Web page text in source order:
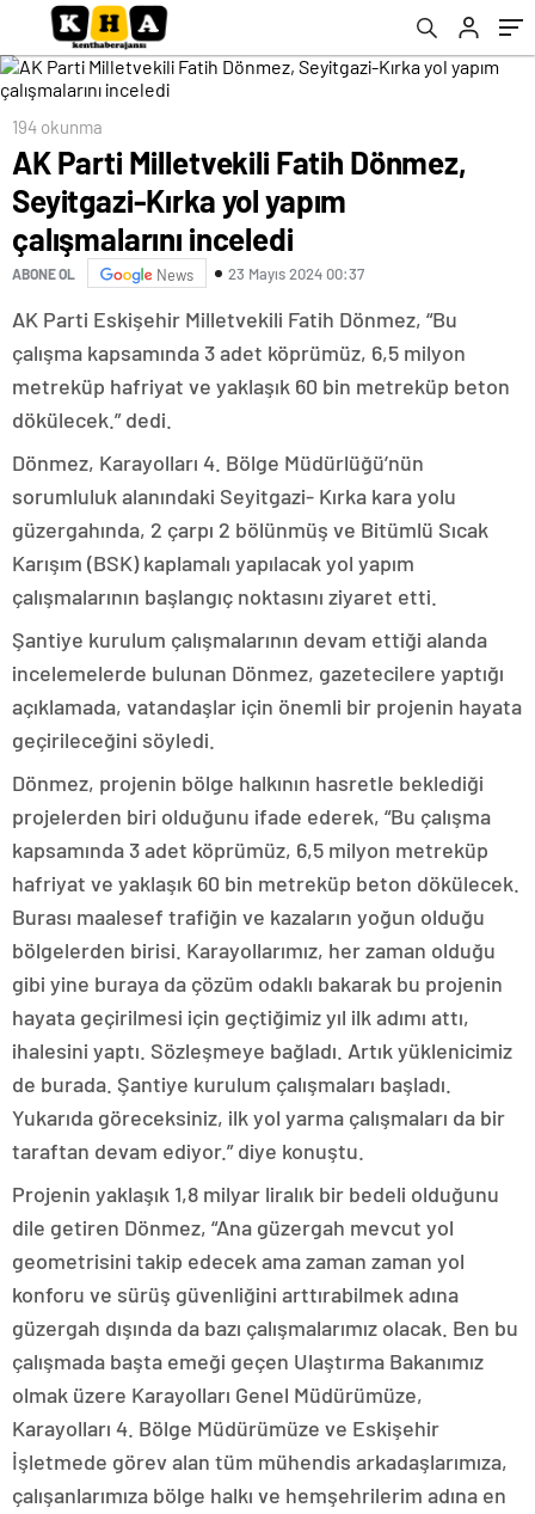
194 okunma
AK Parti Milletvekili Fatih Dönmez,
Seyitgazi-Kırka yol yapım
çalışmalarını inceledi
ABONE OL News 23 Mayıs 2024 00:37
AK Parti Eskişehir Milletvekili Fatih Dönmez, “Bu
çalışma kapsamında 3 adet köprümüz, 6,5 milyon
metreküp hafriyat ve yaklaşık 60 bin metreküp beton
dökülecek.” dedi.
Dönmez, Karayolları 4. Bölge Müdürlüğü’nün
sorumluluk alanındaki Seyitgazi- Kırka kara yolu
güzergahında, 2 çarpı 2 bölünmüş ve Bitümlü Sıcak
Karışım (BSK) kaplamalı yapılacak yol yapım
çalışmalarının başlangıç noktasını ziyaret etti.
Şantiye kurulum çalışmalarının devam ettiği alanda
incelemelerde bulunan Dönmez, gazetecilere yaptığı
açıklamada, vatandaşlar için önemli bir projenin hayata
geçirileceğini söyledi.
Dönmez, projenin bölge halkının hasretle beklediği
projelerden biri olduğunu ifade ederek, “Bu çalışma
kapsamında 3 adet köprümüz, 6,5 milyon metreküp
hafriyat ve yaklaşık 60 bin metreküp beton dökülecek.
Burası maalesef trafiğin ve kazaların yoğun olduğu
bölgelerden birisi. Karayollarımız, her zaman olduğu
gibi yine buraya da çözüm odaklı bakarak bu projenin
hayata geçirilmesi için geçtiğimiz yıl ilk adımı attı,
ihalesini yaptı. Sözleşmeye bağladı. Artık yüklenicimiz
de burada. Şantiye kurulum çalışmaları başladı.
Yukarıda göreceksiniz, ilk yol yarma çalışmaları da bir
taraftan devam ediyor.” diye konuştu.
Projenin yaklaşık 1,8 milyar liralık bir bedeli olduğunu
dile getiren Dönmez, “Ana güzergah mevcut yol
geometrisini takip edecek ama zaman zaman yol
konforu ve sürüş güvenliğini arttırabilmek adına
güzergah dışında da bazı çalışmalarımız olacak. Ben bu
çalışmada başta emeği geçen Ulaştırma Bakanımız
olmak üzere Karayolları Genel Müdürümüze,
Karayolları 4. Bölge Müdürümüze ve Eskişehir
İşletmede görev alan tüm mühendis arkadaşlarımıza,
çalışanlarımıza bölge halkı ve hemşehrilerim adına en